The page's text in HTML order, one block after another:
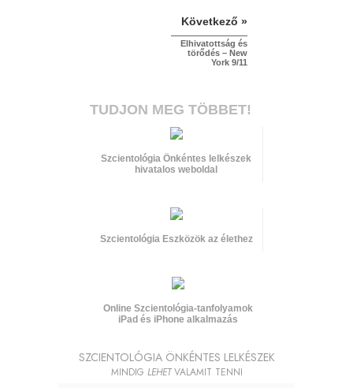
Következő »
Elhivatottság és
törődés – New
York 9/11
TUDJON MEG TÖBBET!
Szcientológia Önkéntes lelkészek
hivatalos weboldal
Szcientológia Eszközök az élethez
Online Szcientológia-tanfolyamok
iPad és iPhone alkalmazás
SZCIENTOLÓGIA ÖNKÉNTES LELKÉSZEK
MINDIG LEHETVALAMIT TENNI